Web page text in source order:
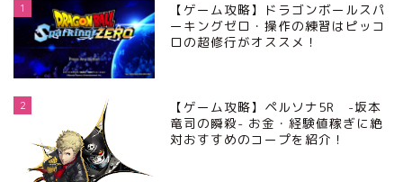
1
【ゲーム攻略】ドラゴンボールスパ
ーキングゼロ・操作の練習はピッコ
ロの超修行がオススメ！
2
【ゲーム攻略】ペルソナ5R -坂本
竜司の瞬殺- お金・経験値稼ぎに絶
対おすすめのコープを紹介！